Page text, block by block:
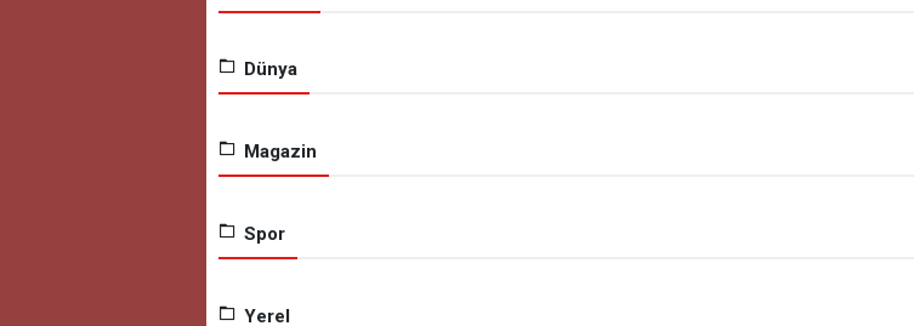
Dünya
Magazin
Spor
Yerel